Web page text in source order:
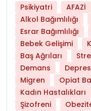
Psikiyatri AFAZİ
Alkol Bağımlılığı
Esrar Bağımlılığı
Bebek Gelişimi
Baş Ağrıları
Demans
Migren
Opiat
Kadın Hastalıkları
Şizofreni